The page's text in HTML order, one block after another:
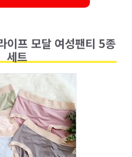
이프 모달 여성팬티 5종
세트